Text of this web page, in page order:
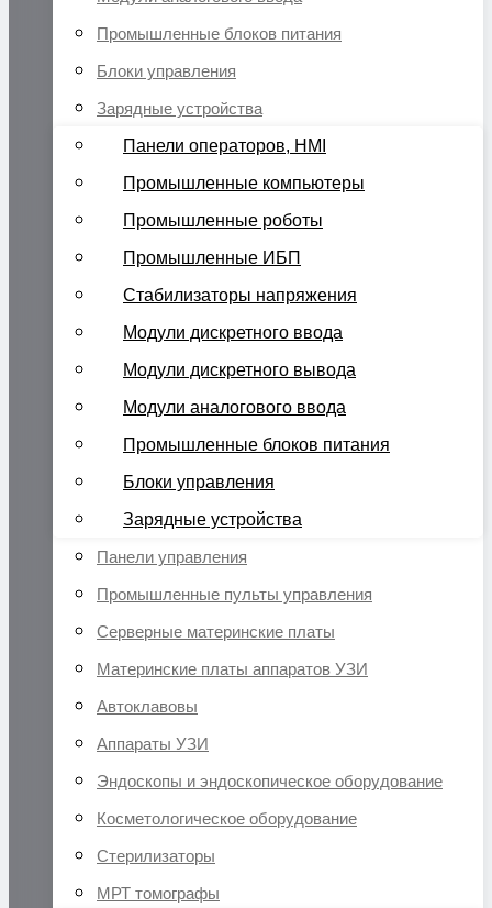
Промышленные блоков питания
Блоки управления
Зарядные устройства
Панели операторов, HMI
Промышленные компьютеры
Промышленные роботы
Промышленные ИБП
Стабилизаторы напряжения
Модули дискретного ввода
Модули дискретного вывода
Модули аналогового ввода
Промышленные блоков питания
Блоки управления
Зарядные устройства
Панели управления
Промышленные пульты управления
Серверные материнские платы
Материнские платы аппаратов УЗИ
Автоклавовы
Аппараты УЗИ
Эндоскопы и эндоскопическое оборудование
Косметологическое оборудование
Стерилизаторы
МРТ томографы